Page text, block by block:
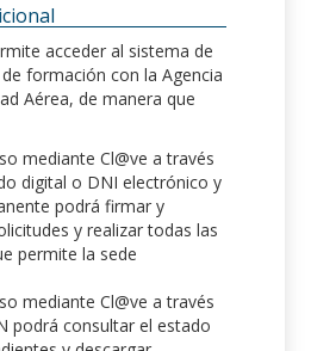
acceder al sistema de
formación con la Agencia
Aérea, de manera que
mediante Cl@ve a través
digital o DNI electrónico y
podrá firmar y
y realizar todas las
permite la sede
mediante Cl@ve a través
podrá consultar el estado